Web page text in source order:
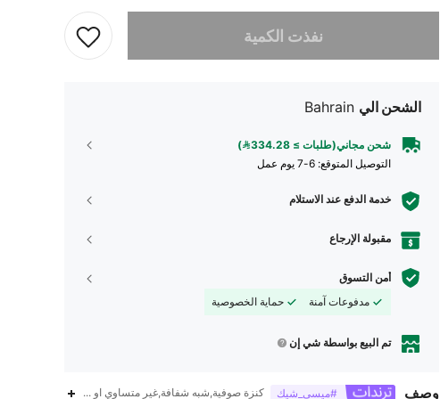
نفذت الكمية
الشحن الي Bahrain
شحن مجاني(طلبات ≥ 334.28)
التوصيل المتوقع: 6-7 يوم عمل
خدمة الدفع عند الاستلام
مقبولة الإرجاع
أمن التسوق
مدفوعات آمنة
حماية الخصوصية
تم البيع بواسطة شي إن
وصف #ميسي_شيك كنزة صوفية,شبه شفافة,غير متساوي او غير متماثل